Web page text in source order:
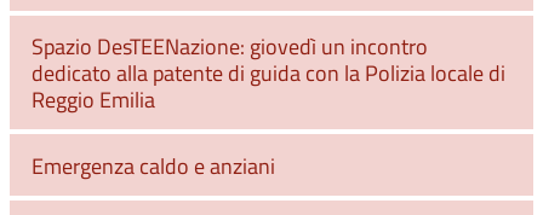
Spazio DesTEENazione: giovedì un incontro
dedicato alla patente di guida con la Polizia locale di
Reggio Emilia
Emergenza caldo e anziani